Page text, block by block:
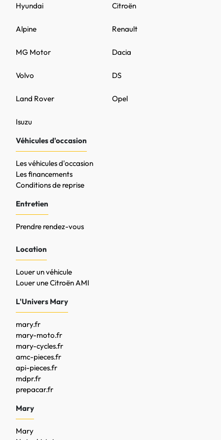
DS
MG Motor
Citroën
Opel
Volvo
Renault
Hyundai
Land Rover
Dacia
Alpine
Isuzu
Véhicules d'occasion
Les véhicules d'occasion
Les financements
Conditions de reprise
Entretien
Prendre rendez-vous
Location
Louer un véhicule
Louer une Citroën AMI
L'Univers Mary
mary.fr
mary-moto.fr
mary-cycles.fr
amc-pieces.fr
api-pieces.fr
mdpr.fr
prepacar.fr
Mary
Mary